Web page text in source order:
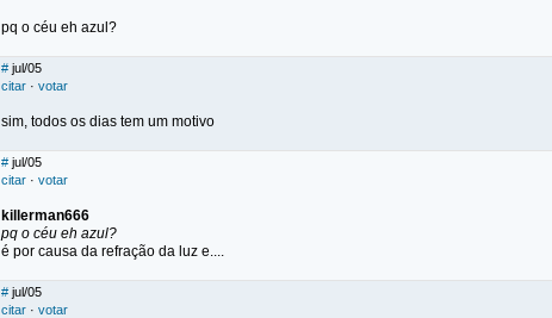
pq o céu eh azul?
# jul/05
citar · votar
sim, todos os dias tem um motivo
# jul/05
citar · votar
killerman666
pq o céu eh azul?
é por causa da refração da luz e....
# jul/05
citar · votar